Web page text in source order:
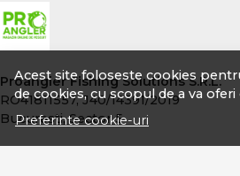
Acest site foloseste cookies
de cookies, cu scopul de a va
Preferinte cookie-uri
Proangler Fishing Solutions S.R.L.
RO41811557, J40/14391/2019
Bucuresti, Sector 5